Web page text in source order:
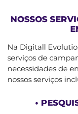
NOSSOS
Na Digitall
serviços de
necessidades de
nossos serviços
•